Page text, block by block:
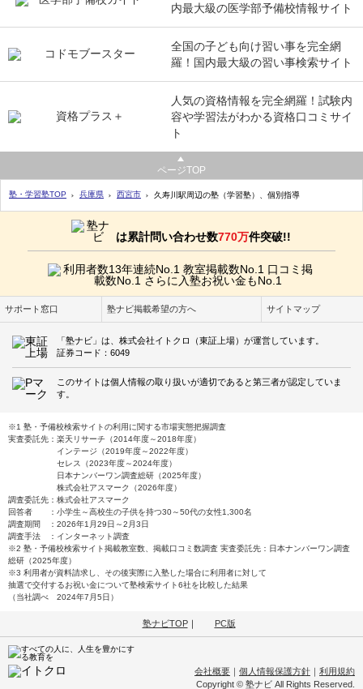
内最大級の医学部予備校情報サイト
全国の子ども向け習い事を完全網
羅！国内最大級の習い事検索サイト
人気の資格情報を完全網羅！試験内
容や学習法がわかる資格口コミサイ
ト
ページTOP
塾・学習塾TOP 兵庫県 西宮市 久寿川駅周辺の塾（学習塾）、個別指導
は累計問い合わせ数770万件突破!!
サポート窓口 塾ナビ掲載希望の方へ サイトマップ
「塾ナビ」は、株式会社イトクロ（東証上場）が運営しています。
証券コード：6049
このサイトは個人情報の取り扱いが適切であると第三者が認定していま
す。
※1 塾・予備校検索サイトの利用に関する市場実態把握調査
実査委託先：楽天リサーチ（2014年度～2018年度）
インテージ（2019年度～2022年度）
セレス（2023年度～2024年度）
日本ナンバーワン調査総研（2025年度）
株式会社アスマーク（2026年度）
調査委託先：株式会社アスマーク
回答者 ：小学生～高校生の子供を持つ30～50代の女性1,300名
調査期間 ：2026年1月29日～2月3日
調査手法 ：インターネット調査
※2 塾・予備校検索サイト掲載教室数、掲載口コミ数調査 実査委託先：日本ナンバーワン調査
総研（2025年度）
※3 利用者が資料請求し、その後実際に入塾した場合に利用者に対して
抽選で交付するお祝い金について塾検索サイト6社を比較した結果
（当社調べ 2024年7月5日）
塾ナビTOP｜ PC版
会社概要 ｜ 個人情報保護方針 ｜ 利用規約
Copyright © 塾ナビ All Rights Reserved.